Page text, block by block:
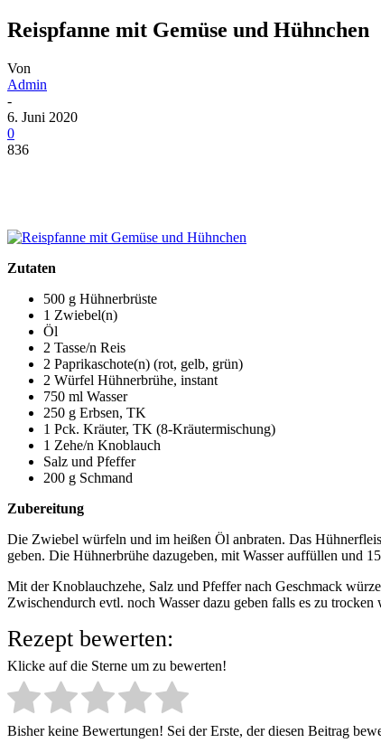
Reispfanne mit Gemüse und Hühnchen
Von
Admin
-
6. Juni 2020
0
836
Zutaten
500 g Hühnerbrüste
1 Zwiebel(n)
Öl
2 Tasse/n Reis
2 Paprikaschote(n) (rot, gelb, grün)
2 Würfel Hühnerbrühe, instant
750 ml Wasser
250 g Erbsen, TK
1 Pck. Kräuter, TK (8-Kräutermischung)
1 Zehe/n Knoblauch
Salz und Pfeffer
200 g Schmand
Zubereitung
Die Zwiebel würfeln und im heißen Öl anbraten. Das
geben. Die Hühnerbrühe dazugeben, mit Wasser auffüllen und
Mit der Knoblauchzehe, Salz und Pfeffer nach Geschmack
Zwischendurch evtl. noch Wasser dazu geben falls es zu trocken
Rezept bewerten:
Klicke auf die Sterne um zu bewerten!
Bisher keine Bewertungen! Sei der Erste, der diesen Beitrag